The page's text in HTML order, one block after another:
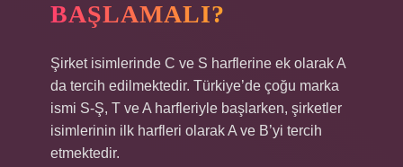
BAŞLAMALI?
Şirket isimlerinde C ve S harflerine ek olarak A
da tercih edilmektedir. Türkiye’de çoğu marka
ismi S-Ş, T ve A harfleriyle başlarken, şirketler
isimlerinin ilk harfleri olarak A ve B’yi tercih
etmektedir.